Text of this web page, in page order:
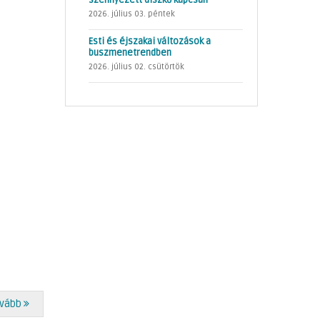
2026. július 03. péntek
Esti és éjszakai változások a
buszmenetrendben
2026. július 02. csütörtök